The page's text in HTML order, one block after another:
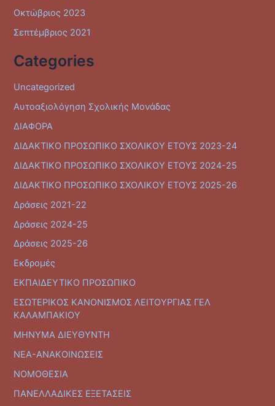
Οκτώβριος 2023
Σεπτέμβριος 2021
Categories
Uncategorized
Αυτοαξιολόγηση Σχολικής Μονάδας
ΔΙΑΦΟΡΑ
ΔΙΔΑΚΤΙΚΟ ΠΡΟΣΩΠΙΚΟ ΣΧΟΛΙΚΟΥ ΕΤΟΥΣ 2023-24
ΔΙΔΑΚΤΙΚΟ ΠΡΟΣΩΠΙΚΟ ΣΧΟΛΙΚΟΥ ΕΤΟΥΣ 2024-25
ΔΙΔΑΚΤΙΚΟ ΠΡΟΣΩΠΙΚΟ ΣΧΟΛΙΚΟΥ ΕΤΟΥΣ 2025-26
Δράσεις 2021-22
Δράσεις 2024-25
Δράσεις 2025-26
Εκδρομές
ΕΚΠΑΙΔΕΥΤΙΚΟ ΠΡΟΣΩΠΙΚΟ
ΕΣΩΤΕΡΙΚΟΣ ΚΑΝΟΝΙΣΜΟΣ ΛΕΙΤΟΥΡΓΙΑΣ ΓΕΛ
ΚΑΛΑΜΠΑΚΙΟΥ
ΜΗΝΥΜΑ ΔΙΕΥΘΥΝΤΗ
ΝΕΑ-ΑΝΑΚΟΙΝΩΣΕΙΣ
ΝΟΜΟΘΕΣΙΑ
ΠΑΝΕΛΛΑΔΙΚΕΣ ΕΞΕΤΑΣΕΙΣ